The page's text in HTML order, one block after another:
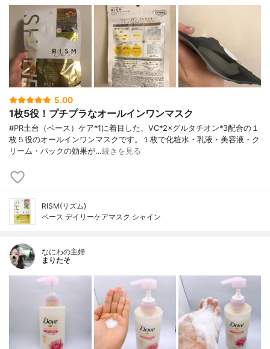
5.00
1枚5役！プチプラなオールインワンマスク
#PR土台（ベース）ケア*1に着目した、VC*2×グルタチオン*3配合の１
枚５役のオールインワンマスクです。１枚で化粧水・乳液・美容液・ク
リーム・パックの効果が…続きを見る
RISM(リズム)
ベース デイリーケアマスク シャイン
なにわの主婦
まりたそ